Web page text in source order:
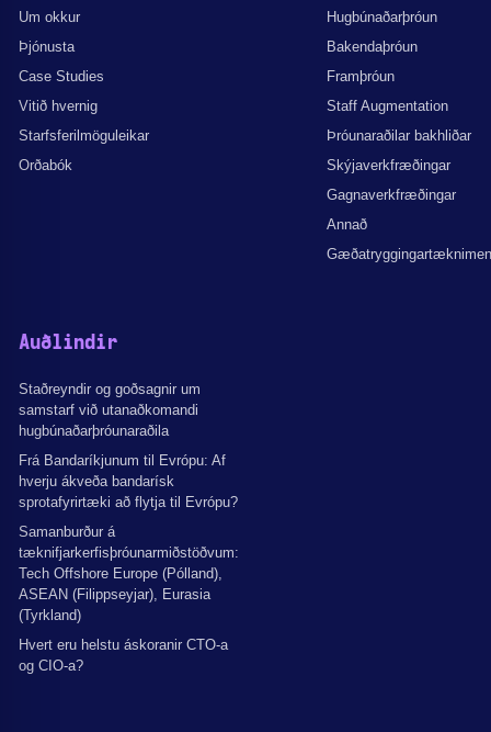
Um okkur
Þjónusta
Case Studies
Vitið hvernig
Starfsferilmöguleikar
Orðabók
Hugbúnaðarþróun
Bakendaþróun
Framþróun
Staff Augmentation
Þróunaraðilar bakhliðar
Skýjaverkfræðingar
Gagnaverkfræðingar
Annað
Auðlindir
Staðreyndir og goðsagnir um
samstarf við utanaðkomandi
hugbúnaðarþróunaraðila
Frá Bandaríkjunum til Evrópu: Af
hverju ákveða bandarísk
sprotafyrirtæki að flytja til Evrópu?
Samanburður á
tæknifjarkerfisþróunarmiðstöðvum:
Tech Offshore Europe (Pólland),
ASEAN (Filippseyjar), Eurasia
(Tyrkland)
Hvert eru helstu áskoranir CTO-a
og CIO-a?